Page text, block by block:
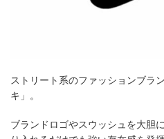
ストリート系のファッションブラ
キ」。
ブランドロゴやスウッシュを大胆